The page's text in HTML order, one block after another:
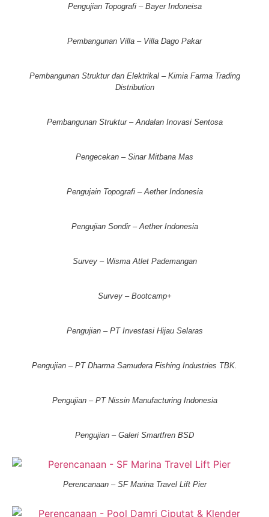
Pengujian Topografi – Bayer Indoneisa
Pembangunan Villa – Villa Dago Pakar
Pembangunan Struktur dan Elektrikal – Kimia Farma Trading
Distribution
Pembangunan Struktur – Andalan Inovasi Sentosa
Pengecekan – Sinar Mitbana Mas
Pengujain Topografi – Aether Indonesia
Pengujian Sondir – Aether Indonesia
Survey – Wisma Atlet Pademangan
Survey – Bootcamp+
Pengujian – PT Investasi Hijau Selaras
Pengujian – PT Dharma Samudera Fishing Industries TBK.
Pengujian – PT Nissin Manufacturing Indonesia
Pengujian – Galeri Smartfren BSD
Perencanaan – SF Marina Travel Lift Pier